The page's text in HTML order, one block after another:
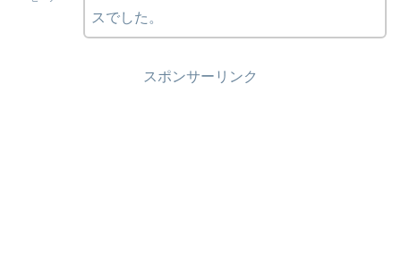
スでした。
スポンサーリンク